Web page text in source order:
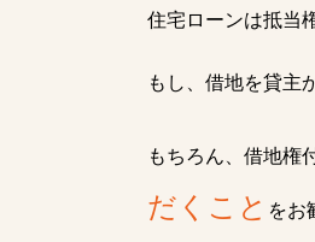
住宅ローンは抵当
もし、借地を貸主
もちろん、借地権
だくこと をお